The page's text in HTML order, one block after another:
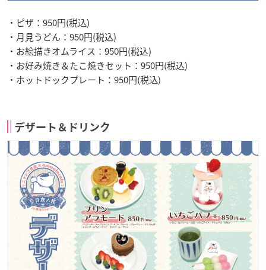
・ピザ：950円(税込)
・月見うどん：950円(税込)
・お絵描きオムライス：950円(税込)
・お好み焼き＆たこ焼きセット：950円(税込)
・ホットドックプレート：950円(税込)
デザート＆ドリンク